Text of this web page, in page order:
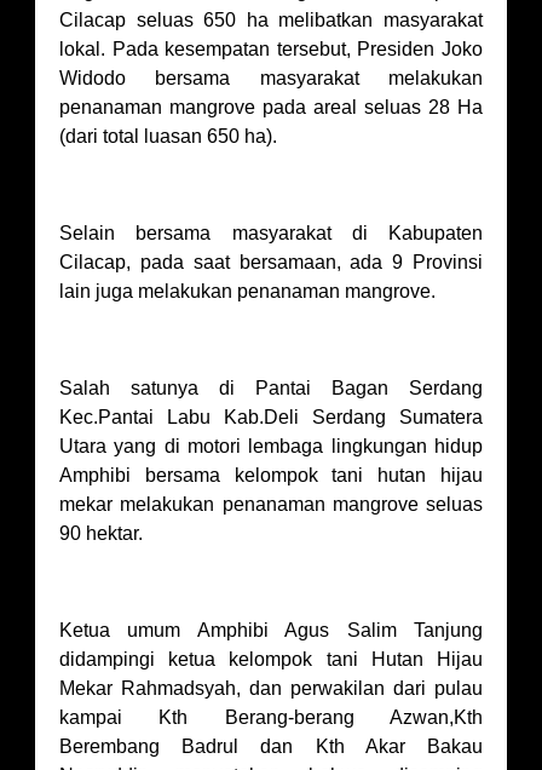
Cilacap seluas 650 ha melibatkan masyarakat
lokal. Pada kesempatan tersebut, Presiden Joko
Widodo bersama masyarakat melakukan
penanaman mangrove pada areal seluas 28 Ha
(dari total luasan 650 ha).
Selain bersama masyarakat di Kabupaten
Cilacap, pada saat bersamaan, ada 9 Provinsi
lain juga melakukan penanaman mangrove.
Salah satunya di Pantai Bagan Serdang
Kec.Pantai Labu Kab.Deli Serdang Sumatera
Utara yang di motori lembaga lingkungan hidup
Amphibi bersama kelompok tani hutan hijau
mekar melakukan penanaman mangrove seluas
90 hektar.
Ketua umum Amphibi Agus Salim Tanjung
didampingi ketua kelompok tani Hutan Hijau
Mekar Rahmadsyah, dan perwakilan dari pulau
kampai Kth Berang-berang Azwan,Kth
Berembang Badrul dan Kth Akar Bakau